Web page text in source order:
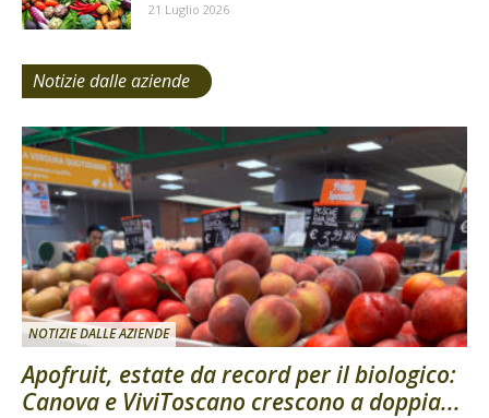
21 Luglio 2026
Notizie dalle aziende
NOTIZIE DALLE AZIENDE
Apofruit, estate da record per il biologico:
Canova e ViviToscano crescono a doppia...